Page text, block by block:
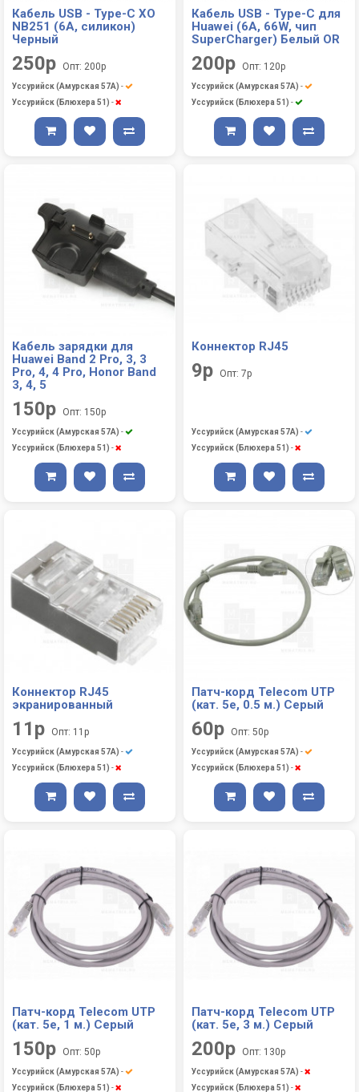
Кабель USB - Type-C XO
NB251 (6A, силикон)
Черный
250р Опт: 200р
Уссурийск (Амурская 57А) -
Уссурийск (Блюхера 51) -
Кабель USB - Type-C для
Huawei (6A, 66W, чип
SuperCharger) Белый OR
200р Опт: 120р
Уссурийск (Амурская 57А) -
Уссурийск (Блюхера 51) -
Кабель зарядки для
Huawei Band 2 Pro, 3, 3
Pro, 4, 4 Pro, Honor Band
3, 4, 5
150р Опт: 150р
Уссурийск (Амурская 57А) -
Уссурийск (Блюхера 51) -
Коннектор RJ45
9р Опт: 7р
Уссурийск (Амурская 57А) -
Уссурийск (Блюхера 51) -
Коннектор RJ45
экранированный
11р Опт: 11р
Уссурийск (Амурская 57А) -
Уссурийск (Блюхера 51) -
Патч-корд Telecom UTP
(кат. 5е, 0.5 м.) Серый
60р Опт: 50р
Уссурийск (Амурская 57А) -
Уссурийск (Блюхера 51) -
Патч-корд Telecom UTP
(кат. 5е, 1 м.) Серый
150р Опт: 50р
Уссурийск (Амурская 57А) -
Уссурийск (Блюхера 51) -
Патч-корд Telecom UTP
(кат. 5е, 3 м.) Серый
200р Опт: 130р
Уссурийск (Амурская 57А) -
Уссурийск (Блюхера 51) -